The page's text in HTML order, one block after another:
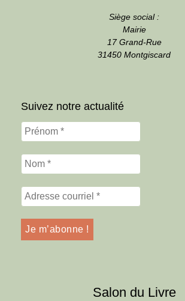
Siège social :
Mairie
17 Grand-Rue
31450 Montgiscard
Suivez notre actualité
Salon du Livre